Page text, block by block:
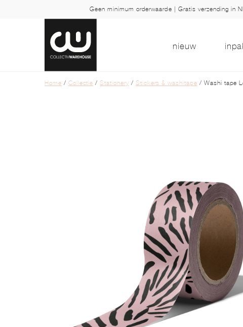
Geen minimum orderwaarde | Gratis verzending in
nieuw
Home / Collectie /Stationery / Stickers & washitape / Washi tape